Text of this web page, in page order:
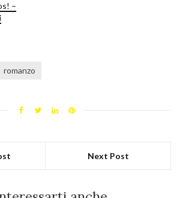
–
romanzo
Next Post